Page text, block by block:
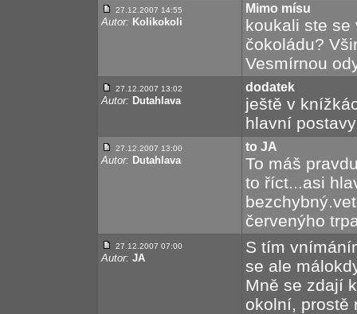
27.12.2007 14:55
Autor: Kolikokoli
Mimo mísu
koukali ste se
čokoládu?
Vesmírnou
27.12.2007 13:02
Autor: Dutahlava
dodatek
ještě v
hlavní
27.12.2007 13:00
Autor: Dutahlava
to JA
To máš
to říct...asi
červenýho
27.12.2007 07:00
Autor: JA
S tím
se ale
Mně se zdají
okolní, prostě